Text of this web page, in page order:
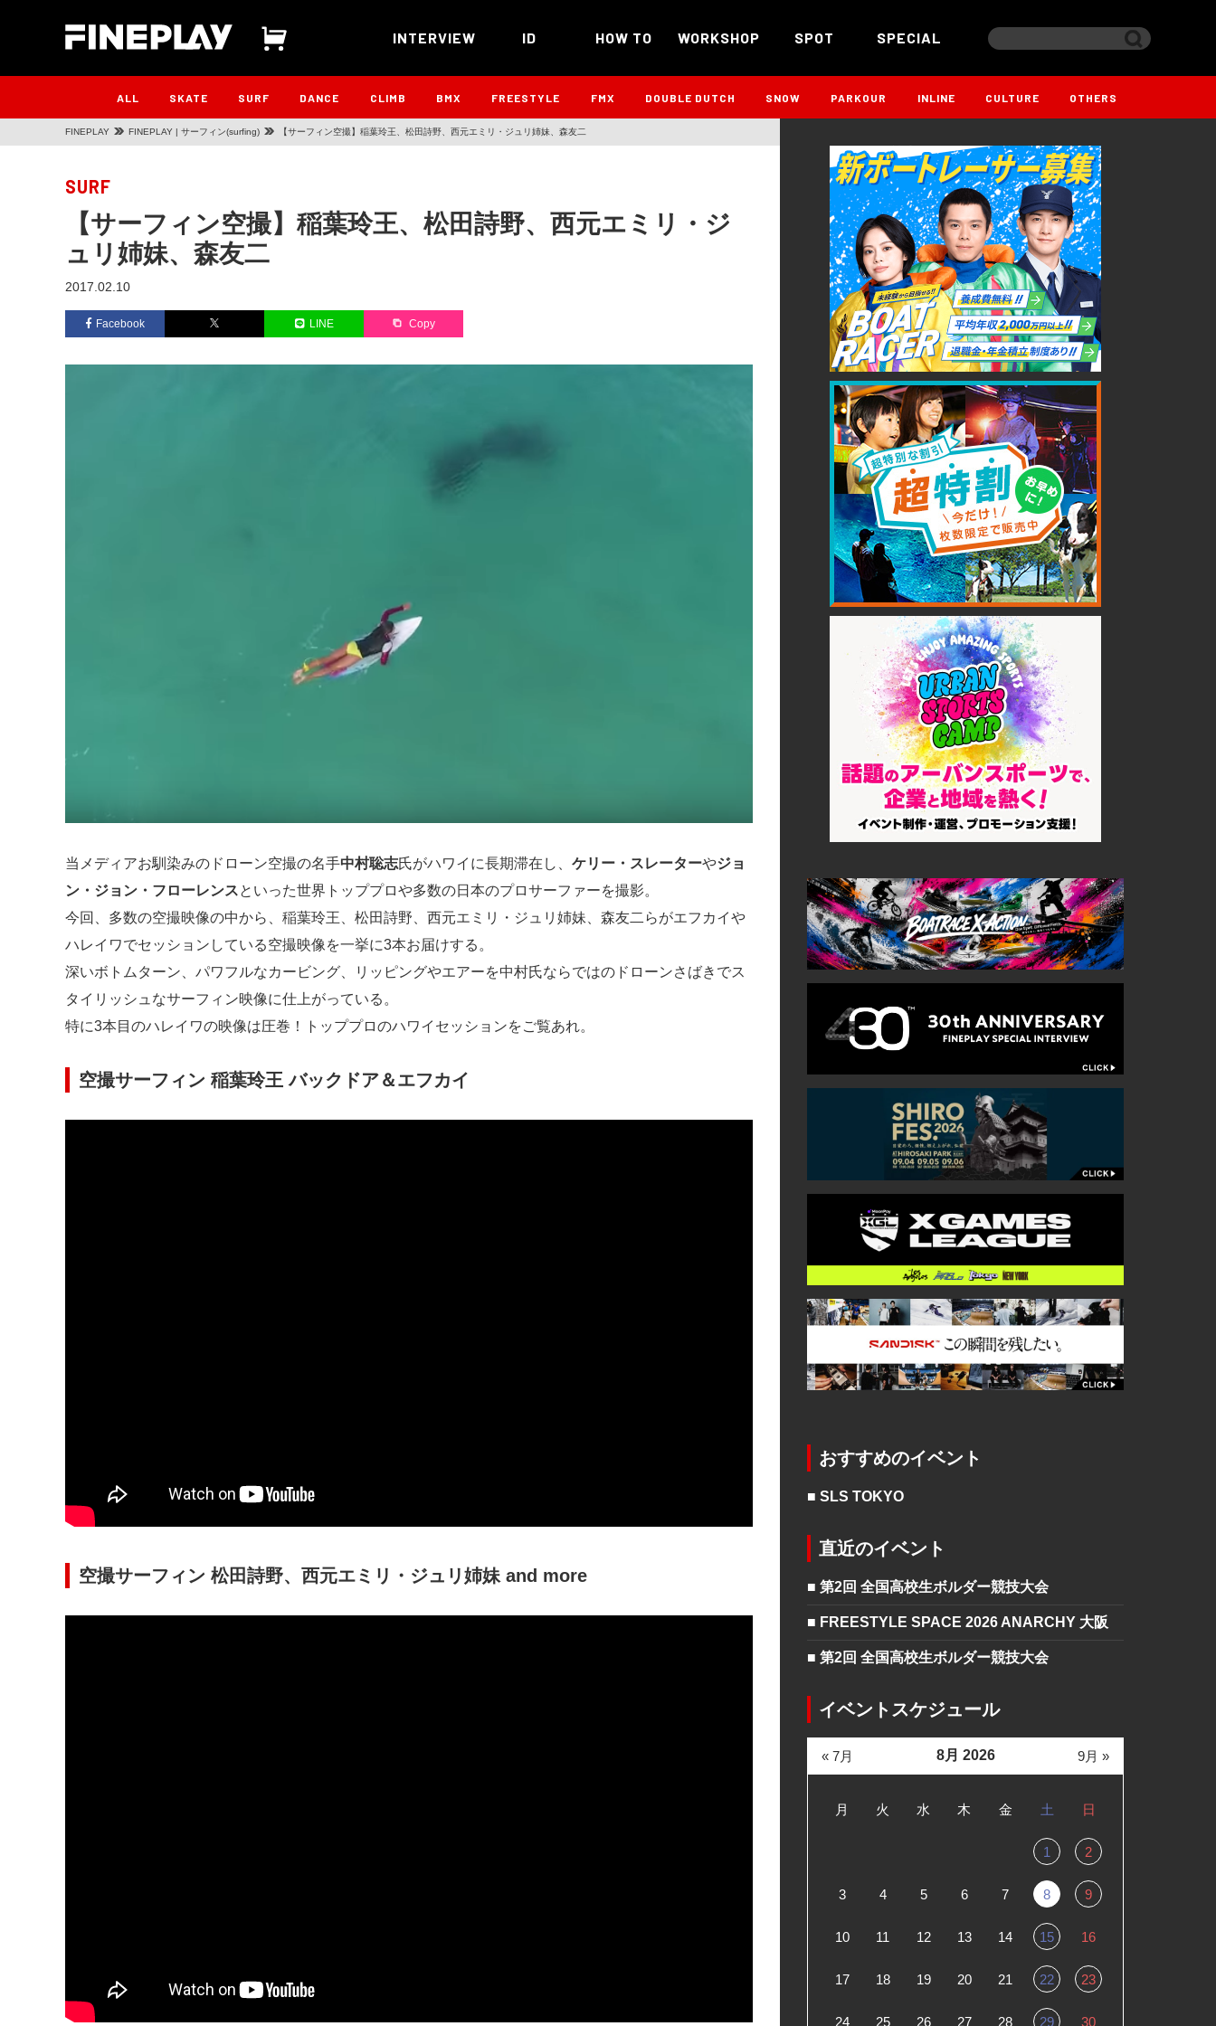
INTERVIEW ID HOW TO WORKSHOP SPOT SPECIAL
ALL SKATE SURF DANCE CLIMB BMX FREESTYLE FMX DOUBLE DUTCH SNOW PARKOUR INLINE CULTURE OTHERS
FINEPLAY FINEPLAY | サーフィン(surfing) 【サーフィン空撮】稲葉玲王、松田詩野、西元エミリ・ジュリ姉妹、森友二
SURF
【サーフィン空撮】稲葉玲王、松田詩野、西元エミリ・ジ
ュリ姉妹、森友二
2017.02.10
Facebook LINE Copy
当メディアお馴染みのドローン空撮の名手中村聡志氏がハワイに長期滞在し、 ケリー・スレーターやジョ
ン・ジョン・フローレンスといった世界トッププロや多数の日本のプロサーファーを撮影。
今回、多数の空撮映像の中から、稲葉玲王、松田詩野、西元エミリ・ジュリ姉妹、森友二らがエフカイや
ハレイワでセッションしている空撮映像を一挙に3本お届けする。
深いボトムターン、パワフルなカービング、リッピングやエアーを中村氏ならではのドローンさばきでス
タイリッシュなサーフィン映像に仕上がっている。
特に3本目のハレイワの映像は圧巻！トッププロのハワイセッションをご覧あれ。
空撮サーフィン 稲葉玲王 バックドア＆エフカイ
空撮サーフィン 松田詩野、西元エミリ・ジュリ姉妹 and more
おすすめのイベント
■ SLS TOKYO
直近のイベント
■ 第2回 全国高校生ボルダー競技大会
■ FREESTYLE SPACE 2026 ANARCHY 大阪
■ 第2回 全国高校生ボルダー競技大会
イベントスケジュール
8月 2026
月 火 水 木 金 土 日
1 2
3 4 5 6 7 8 9
10 11 12 13 14 15 16
17 18 19 20 21 22 23
24 25 26 27 28 29 30
« 7月 9月 »